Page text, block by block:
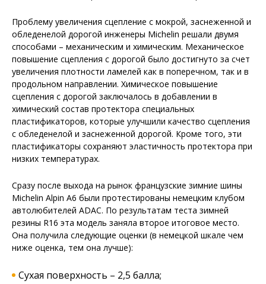
Проблему увеличения сцепление с мокрой, заснеженной и
обледенелой дорогой инженеры Michelin решали двумя
способами – механическим и химическим. Механическое
повышение сцепления с дорогой было достигнуто за счет
увеличения плотности ламелей как в поперечном, так и в
продольном направлении. Химическое повышение
сцепления с дорогой заключалось в добавлении в
химический состав протектора специальных
пластификаторов, которые улучшили качество сцепления
с обледенелой и заснеженной дорогой. Кроме того, эти
пластификаторы сохраняют эластичность протектора при
низких температурах.
Сразу после выхода на рынок французские зимние шины
Michelin Alpin A6 были протестированы немецким клубом
автолюбителей ADAC. По результатам теста зимней
резины R16 эта модель заняла второе итоговое место.
Она получила следующие оценки (в немецкой шкале чем
ниже оценка, тем она лучше):
Сухая поверхность – 2,5 балла;